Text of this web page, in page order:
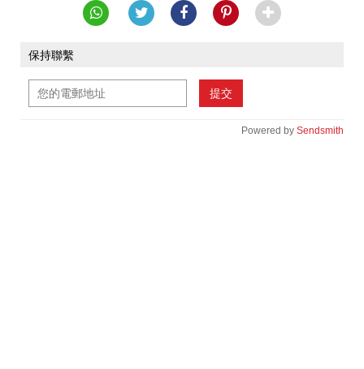
保持聯繫
提交
Powered by Sendsmith